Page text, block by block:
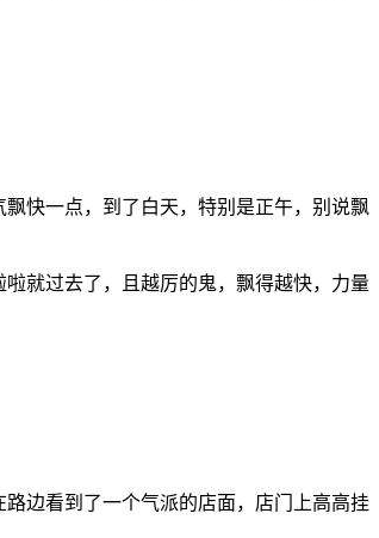
快一点，到了白天，特别是正午，别说飘
就过去了，且越厉的鬼，飘得越快，力量
边看到了一个气派的店面，店门上高高挂